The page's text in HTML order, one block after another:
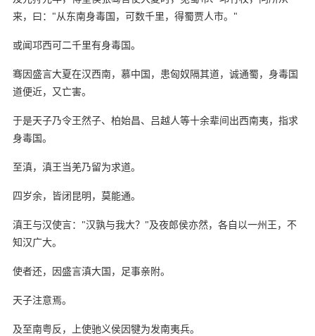
来，曰："从东南身毒国，可数千里，得蜀贾人市。"
或闻邛西可二千里有身毒国。
骞因盛言大夏在汉西南，慕中国，患匈奴隔其道，诚通蜀，身毒国
道便近，又亡害。
于是天子乃令王然子、柏始昌、吕越人等十余辈间出西南夷，指求
身毒国。
至滇，滇王当羌乃留为求道。
四岁余，皆闭昆明，莫能通。
滇王与汉使言："汉孰与我大？"及夜郎侯亦然，各自以一州王，不
知汉广大。
使者还，因盛言滇大国，足事亲附。
天子注意焉。
及至南粤反，上使驰义侯因犍为发南夷兵。